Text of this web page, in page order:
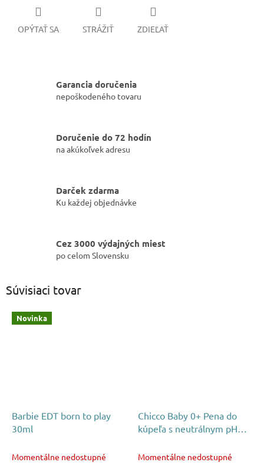
OPÝTAŤ SA STRÁŽIŤ ZDIEĽAŤ
Garancia doručenia
nepoškodeného tovaru
Doručenie do 72 hodín
na akúkoľvek adresu
Darček zdarma
Ku každej objednávke
Cez 3000 výdajných miest
po celom Slovensku
Súvisiaci tovar
Novinka
Barbie EDT born to play
30ml
Momentálne nedostupné
Chicco Baby 0+ Pena do
kúpeľa s neutrálnym pH
Momentálne nedostupné